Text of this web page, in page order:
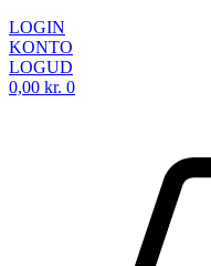
LOGIN
KONTO
LOGUD
0,00 kr. 0